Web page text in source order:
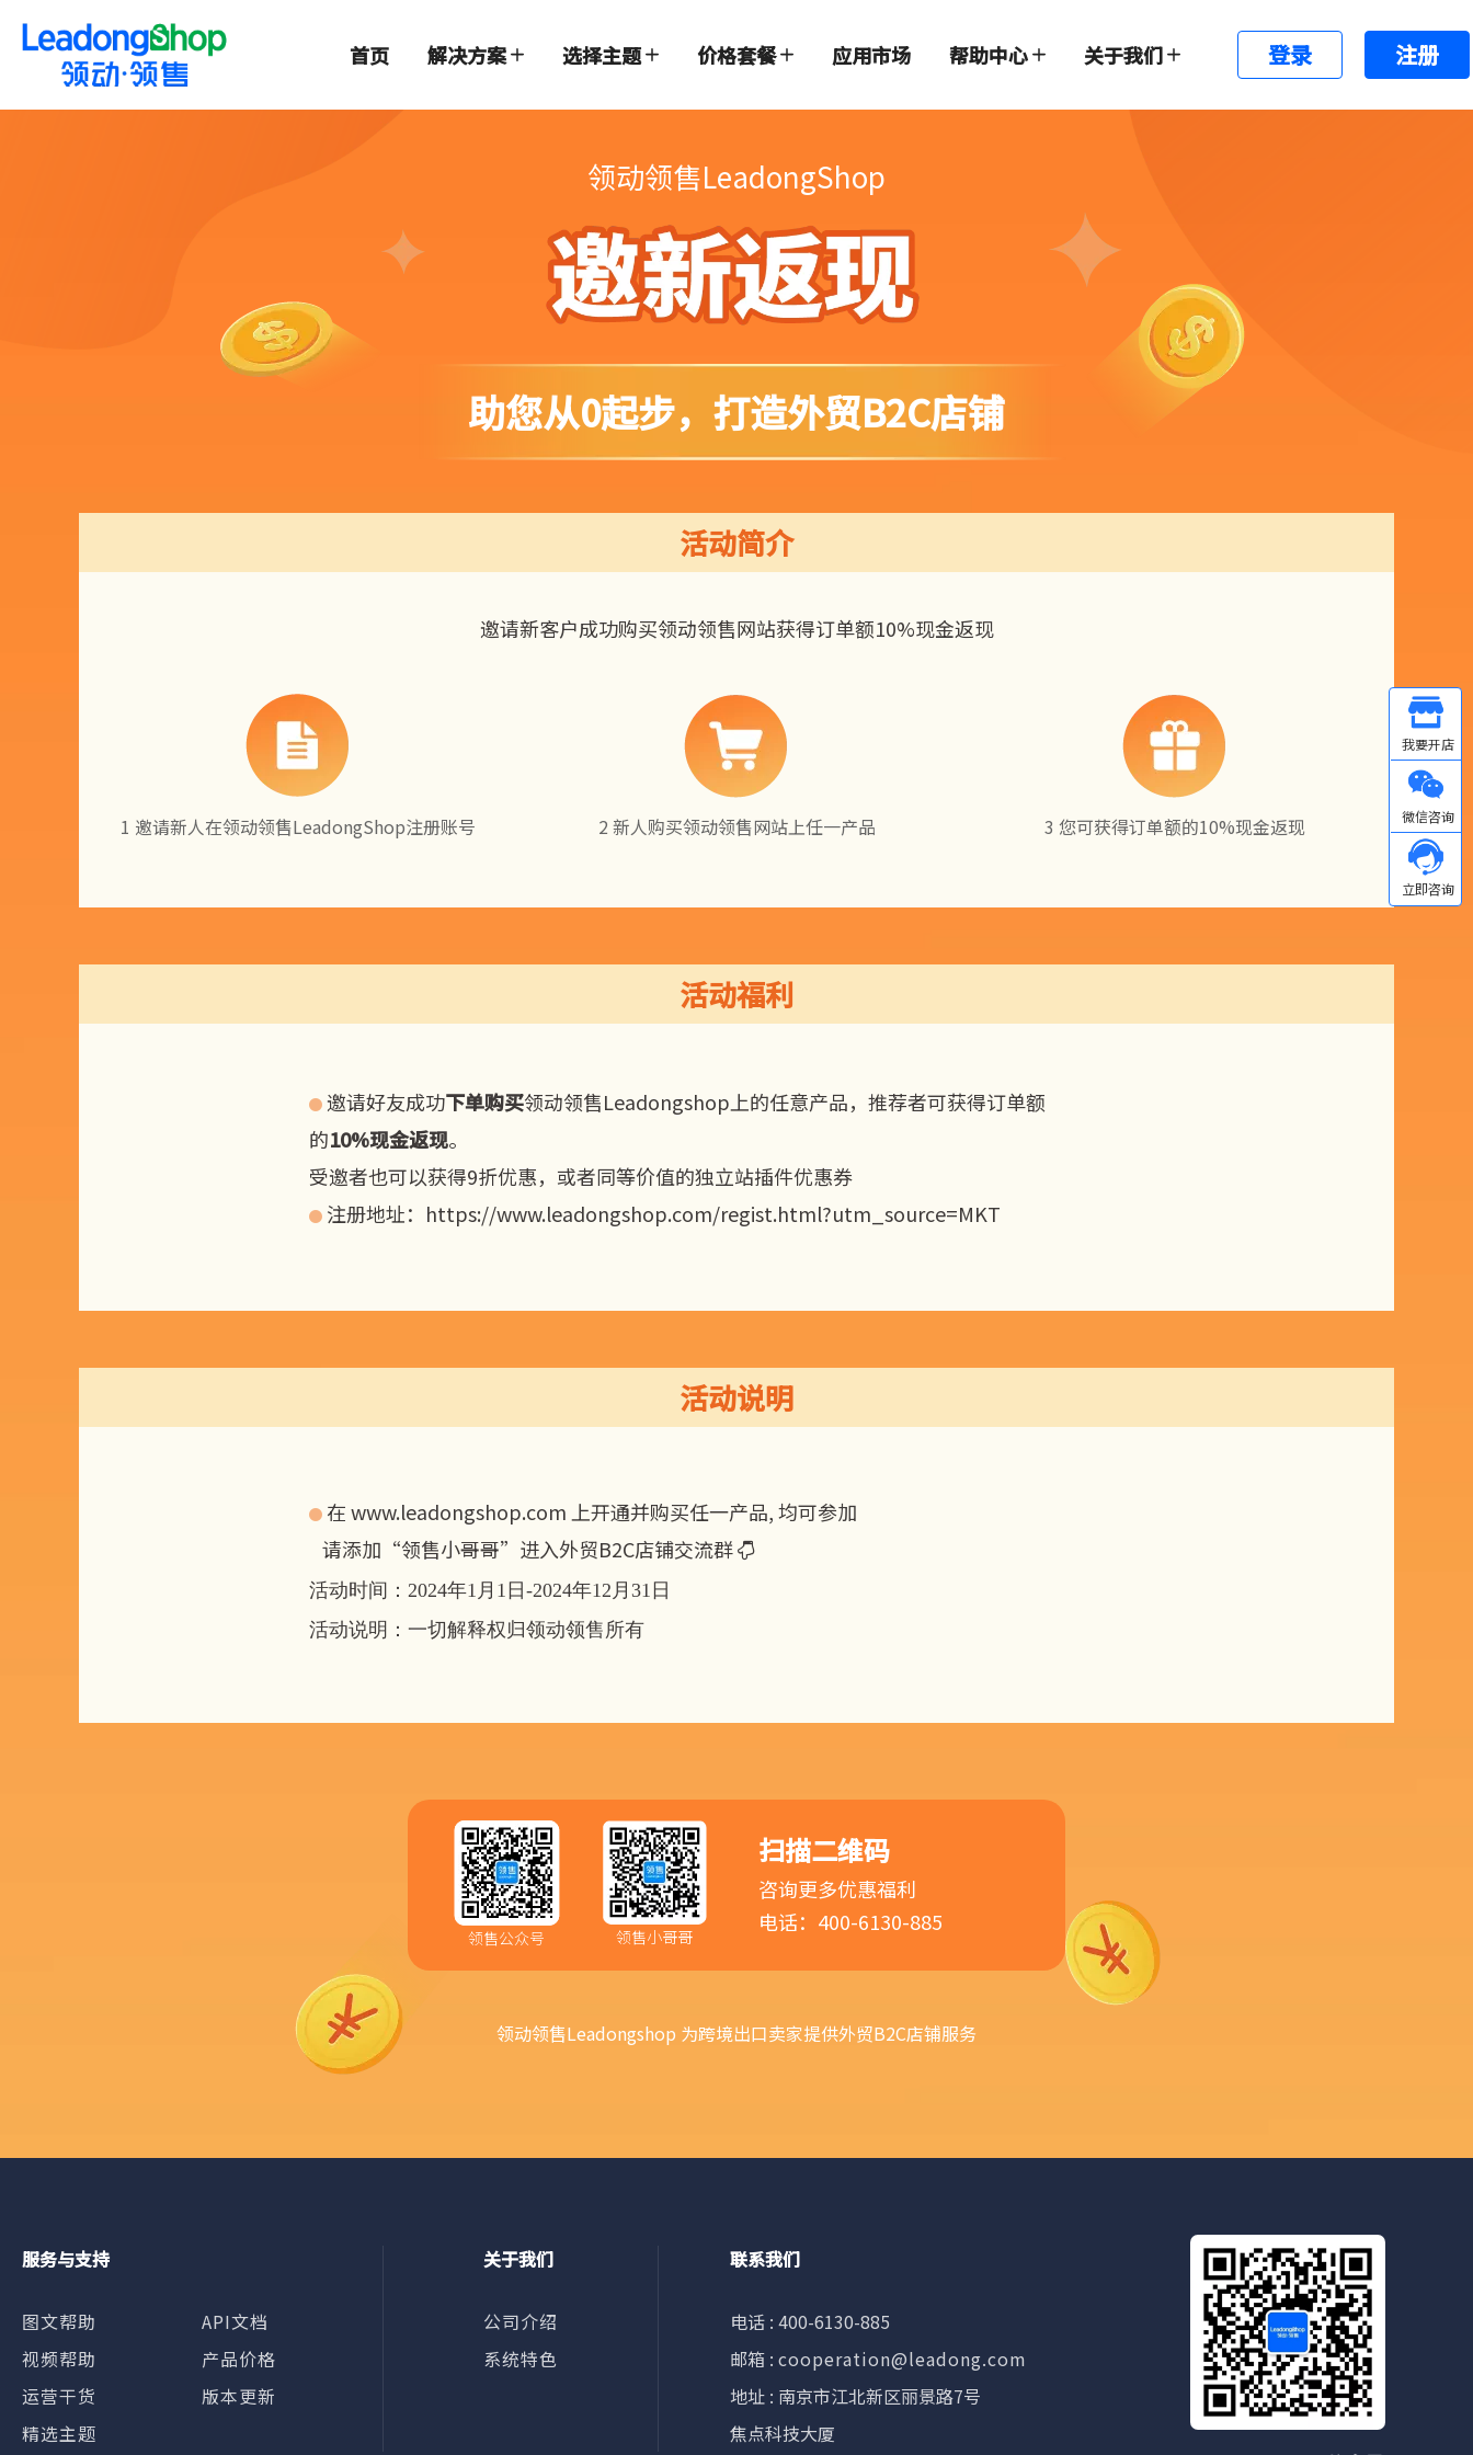
首页 解决方案 选择主题 价格套餐 应用市场 帮助中心 关于我们 登录 注册
领动领售LeadongShop
助您从0起步，打造外贸B2C店铺
活动简介
邀请新客户成功购买领动领售网站获得订单额10%现金返现
1 邀请新人在领动领售LeadongShop注册账号 2 新人购买领动领售网站上任一产品 3 您可获得订单额的10%现金返现
活动福利
 邀请好友成功下单购买领动领售Leadongshop上的任意产品，推荐者可获得订单额
的10%现金返现。
受邀者也可以获得9折优惠，或者同等价值的独立站插件优惠券
 注册地址： https://www.leadongshop.com/regist.html?utm_source=MKT
活动说明
 在www.leadongshop.com 上开通并购买任一产品, 均可参加
请添加“领售小哥哥”进入外贸B2C店铺交流群 
活动时间：2024年1月1日-2024年12月31日
活动说明：一切解释权归领动领售所有
领售公众号 领售小哥哥
扫描二维码
咨询更多优惠福利
电话：400-6130-885
领动领售Leadongshop 为跨境出口卖家提供外贸B2C店铺服务
服务与支持
图文帮助
API文档
视频帮助
产品价格
运营干货
版本更新
精选主题
关于我们
公司介绍
系统特色
联系我们
电话 : 400-6130-885
邮箱 :cooperation@leadong.com
地址 : 南京市江北新区丽景路7号
焦点科技大厦
Other
微信